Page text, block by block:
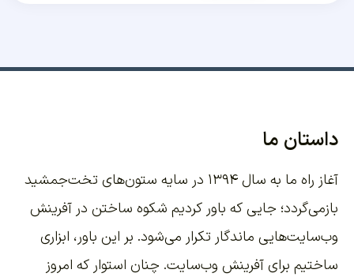
داستان ما
آغاز راه ما به سال ۱۳۹۴ در سایه ستون‌های تخت‌جمشید
بازمی‌گردد؛ جایی که باور کردیم شکوه ساختن در آفرینش
وب‌سایت‌هایی ماندگار تکرار می‌شود. بر این باور، ابزاری
ساختیم برای آفرینش وب‌سایت. چنان استوار که امروز